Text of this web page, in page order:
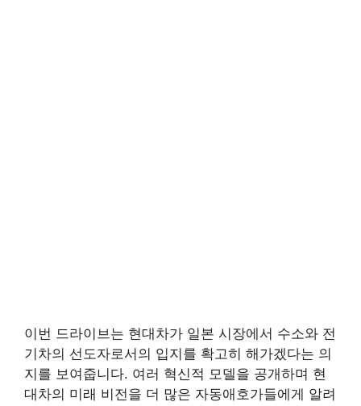
이번 드라이브는 현대차가 일본 시장에서 수소와 전
기차의 선도자로서의 입지를 확고히 해가겠다는 의
지를 보여줍니다. 여러 혁신적 모델을 공개하며 현
대차의 미래 비전을 더 많은 자동애호가들에게 알려